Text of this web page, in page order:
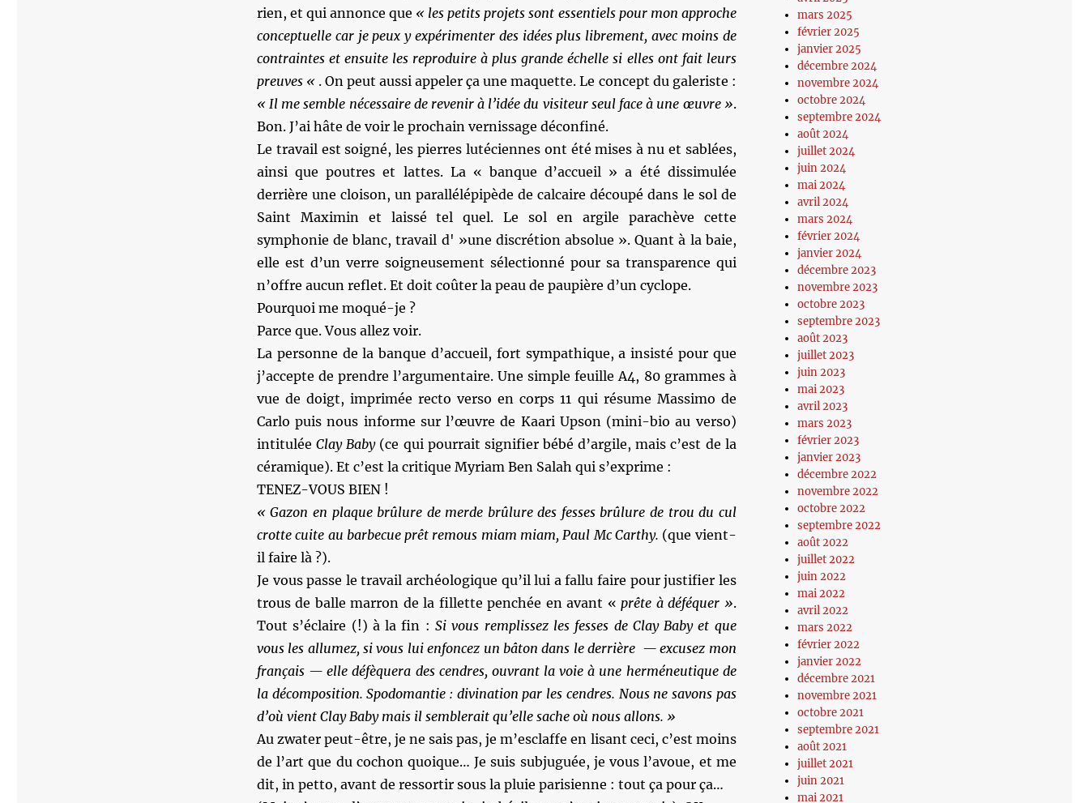
rien, et qui annonce que « les petits projets sont essentiels pour mon approche
conceptuelle car je peux y expérimenter des idées plus librement, avec moins de
contraintes et ensuite les reproduire à plus grande échelle si elles ont fait leurs
preuves « . On peut aussi appeler ça une maquette. Le concept du galeriste :
« Il me semble nécessaire de revenir à l’idée du visiteur seul face à une œuvre ».
Bon. J’ai hâte de voir le prochain vernissage déconfiné.
Le travail est soigné, les pierres lutéciennes ont été mises à nu et sablées,
ainsi que poutres et lattes. La « banque d’accueil » a été dissimulée
derrière une cloison, un parallélépipède de calcaire découpé dans le sol de
Saint Maximin et laissé tel quel. Le sol en argile parachève cette
symphonie de blanc, travail d' »une discrétion absolue ». Quant à la baie,
elle est d’un verre soigneusement sélectionné pour sa transparence qui
n’offre aucun reflet. Et doit coûter la peau de paupière d’un cyclope.
Pourquoi me moqué-je ?
Parce que. Vous allez voir.
La personne de la banque d’accueil, fort sympathique, a insisté pour que
j’accepte de prendre l’argumentaire. Une simple feuille A4, 80 grammes à
vue de doigt, imprimée recto verso en corps 11 qui résume Massimo de
Carlo puis nous informe sur l’œuvre de Kaari Upson (mini-bio au verso)
intituléeClay Baby(ce qui pourrait signifier bébé d’argile, mais c’est de la
céramique). Et c’est la critique Myriam Ben Salah qui s’exprime :
TENEZ-VOUS BIEN !
« Gazon en plaque brûlure de merde brûlure des fesses brûlure de trou du cul
crotte cuite au barbecue prêt remous miam miam, Paul Mc Carthy. (que vient-
il faire là ?).
Je vous passe le travail archéologique qu’il lui a fallu faire pour justifier les
trous de balle marron de la fillette penchée en avant « prête à déféquer ».
Tout s’éclaire (!) à la fin :Si vous remplissez les fesses de Clay Baby et que
vous les allumez, si vous lui enfoncez un bâton dans le derrière — excusez mon
français — elle défèquera des cendres, ouvrant la voie à une herméneutique de
la décomposition. Spodomantie : divination par les cendres. Nous ne savons pas
d’où vient Clay Baby mais il semblerait qu’elle sache où nous allons. »
Au zwater peut-être, je ne sais pas, je m’esclaffe en lisant ceci, c’est moins
de l’art que du cochon quoique… Je suis subjuguée, je vous l’avoue, et me
dit, in petto, avant de ressortir sous la pluie parisienne : tout ça pour ça…
mars 2025
février 2025
janvier 2025
décembre 2024
novembre 2024
octobre 2024
septembre 2024
août 2024
juillet 2024
juin 2024
mai 2024
avril 2024
mars 2024
février 2024
janvier 2024
décembre 2023
novembre 2023
octobre 2023
septembre 2023
août 2023
juillet 2023
juin 2023
mai 2023
avril 2023
mars 2023
février 2023
janvier 2023
décembre 2022
novembre 2022
octobre 2022
septembre 2022
août 2022
juillet 2022
juin 2022
mai 2022
avril 2022
mars 2022
février 2022
janvier 2022
décembre 2021
novembre 2021
octobre 2021
septembre 2021
août 2021
juillet 2021
juin 2021
mai 2021